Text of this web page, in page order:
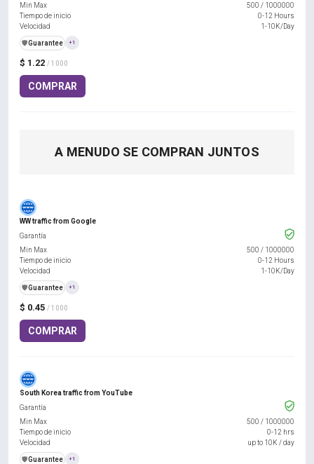
$ 1.22 / 1000
COMPRAR
Min Max
500 / 1000000
Tiempo de inicio
0-12 Hours
Velocidad
1-10K/Day
️🛡️Guarantee +1
A MENUDO SE COMPRAN JUNTOS
WW traffic from Google
$ 0.45 / 1000
COMPRAR
Garantía
Min Max
500 / 1000000
Tiempo de inicio
0-12 Hours
Velocidad
1-10K/Day
️🛡️Guarantee +1
South Korea traffic from YouTube
Garantía
Min Max
500 / 1000000
Tiempo de inicio
0-12 hrs
Velocidad
up to 10K / day
️🛡️Guarantee +1